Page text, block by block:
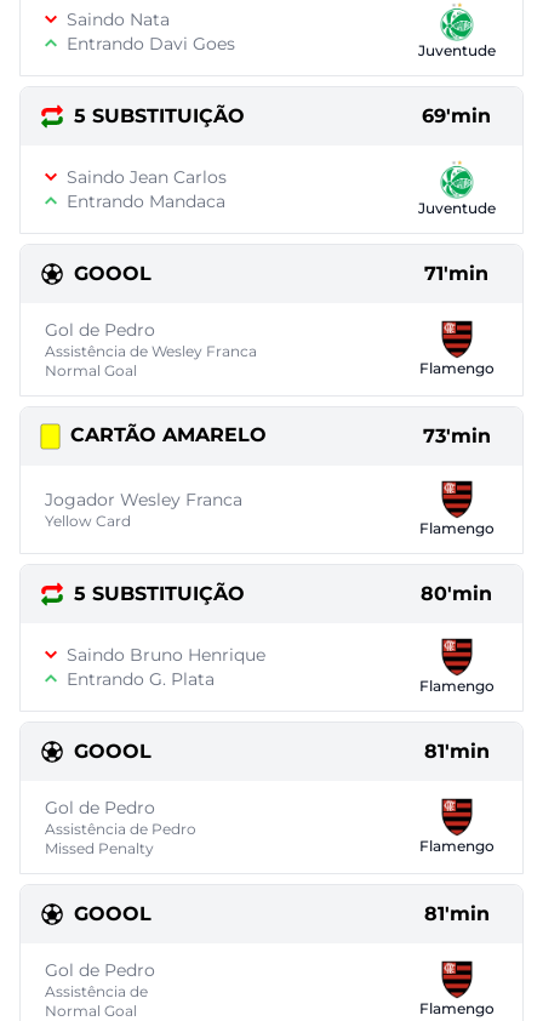
Saindo Nata
Entrando Davi Goes
Juventude
5 SUBSTITUIÇÃO 69'min
Saindo Jean Carlos
Entrando Mandaca
Juventude
GOOOL 71'min
Gol de Pedro
Assistência de Wesley Franca
Normal Goal
Flamengo
CARTÃO AMARELO 73'min
Jogador Wesley Franca
Yellow Card Flamengo
5 SUBSTITUIÇÃO 80'min
Saindo Bruno Henrique
Entrando G. Plata
Flamengo
GOOOL 81'min
Gol de Pedro
Assistência de Pedro
Missed Penalty
Flamengo
GOOOL 81'min
Gol de Pedro
Assistência de
Normal Goal
Flamengo